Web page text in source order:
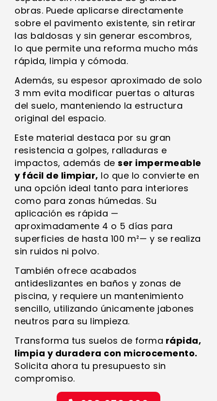
obras. Puede aplicarse directamente
sobre el pavimento existente, sin retirar
las baldosas y sin generar escombros,
lo que permite una reforma mucho más
rápida, limpia y cómoda.
Además, su espesor aproximado de solo
3 mm evita modificar puertas o alturas
del suelo, manteniendo la estructura
original del espacio.
Este material destaca por su gran
resistencia a golpes, ralladuras e
impactos, además de ser impermeable
y fácil de limpiar, lo que lo convierte en
una opción ideal tanto para interiores
como para zonas húmedas. Su
aplicación es rápida —
aproximadamente 4 o 5 días para
superficies de hasta 100 m²— y se realiza
sin ruidos ni polvo.
También ofrece acabados
antideslizantes en baños y zonas de
piscina, y requiere un mantenimiento
sencillo, utilizando únicamente jabones
neutros para su limpieza.
Transforma tus suelos de forma rápida,
limpia y duradera con microcemento.
Solicita ahora tu presupuesto sin
compromiso.